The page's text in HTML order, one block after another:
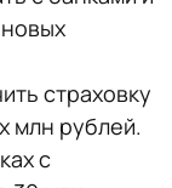
страховку
млн рублей.
с